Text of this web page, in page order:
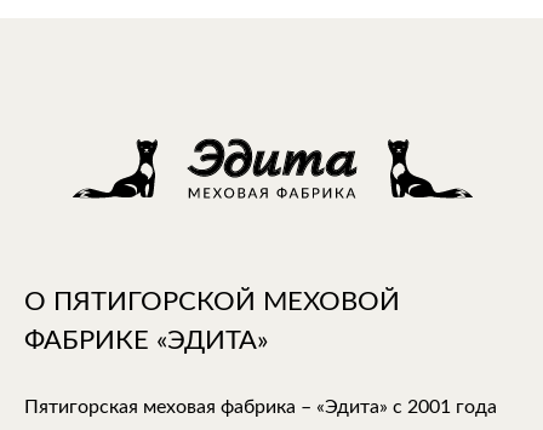
О ПЯТИГОРСКОЙ МЕХОВОЙ
ФАБРИКЕ «ЭДИТА»
Пятигорская меховая фабрика – «Эдита» с 2001 года